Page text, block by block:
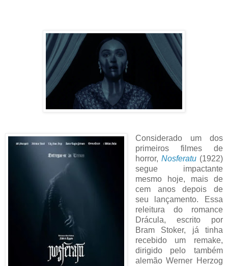
Considerado um dos
primeiros filmes de
horror, Nosferatu(1922)
segue impactante
mesmo hoje, mais de
cem anos depois de
seu lançamento. Essa
releitura do romance
Drácula, escrito por
Bram Stoker, já tinha
recebido um remake,
dirigido pelo também
alemão Werner Herzog